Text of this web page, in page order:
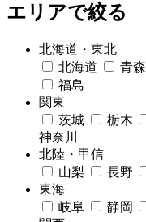
エリアで絞る
北海道・東北
北海道
青森
福島
関東
茨城
栃木
神奈川
北陸・甲信
山梨
長野
東海
岐阜
静岡